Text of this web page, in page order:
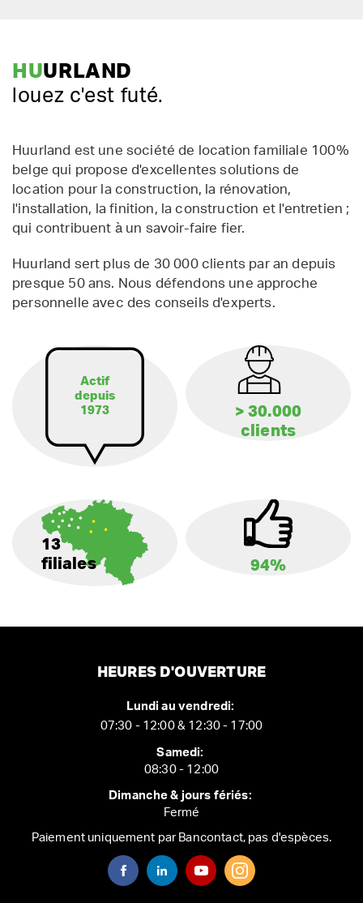
HUURLAND
louez c'est futé.
Huurland est une société de location familiale 100%
belge qui propose d'excellentes solutions de
location pour la construction, la rénovation,
l'installation, la finition, la construction et l'entretien ;
qui contribuent à un savoir-faire fier.
Huurland sert plus de 30 000 clients par an depuis
presque 50 ans. Nous défendons une approche
personnelle avec des conseils d'experts.
Actif
depuis
1973
> 30.000
clients
13
filiales
94%
HEURES D'OUVERTURE
Lundi au vendredi:
07:30 - 12:00 & 12:30 - 17:00
Samedi:
08:30 - 12:00
Dimanche & jours fériés:
Fermé
Paiement uniquement par Bancontact, pas d'espèces.